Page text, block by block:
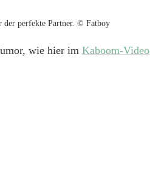
der perfekte Partner. © Fatboy
wie hier im Kaboom-Video